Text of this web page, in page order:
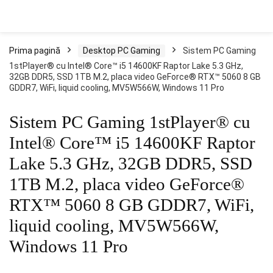
Prima pagină Desktop PC Gaming
Sistem PC Gaming
1stPlayer® cu Intel® Core™ i5 14600KF Raptor Lake 5.3 GHz,
32GB DDR5, SSD 1TB M.2, placa video GeForce® RTX™ 5060 8 GB
GDDR7, WiFi, liquid cooling, MV5W566W, Windows 11 Pro
Sistem PC Gaming 1stPlayer® cu
Intel® Core™ i5 14600KF Raptor
Lake 5.3 GHz, 32GB DDR5, SSD
1TB M.2, placa video GeForce®
RTX™ 5060 8 GB GDDR7, WiFi,
liquid cooling, MV5W566W,
Windows 11 Pro